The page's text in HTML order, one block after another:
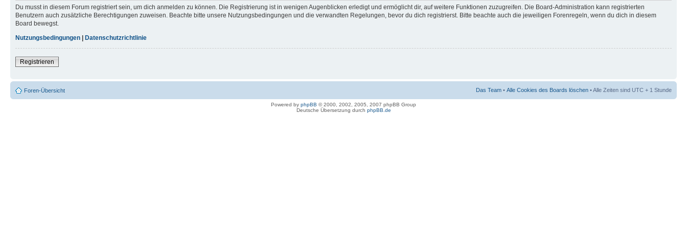
Du musst in diesem Forum registriert sein, um dich anmelden zu können. Die Registrierung ist in wenigen Augenblicken erledigt und ermöglicht dir, auf weitere Funktionen zuzugreifen. Die Board-Administration kann registrierten
Benutzern auch zusätzliche Berechtigungen zuweisen. Beachte bitte unsere Nutzungsbedingungen und die verwandten Regelungen, bevor du dich registrierst. Bitte beachte auch die jeweiligen Forenregeln, wenn du dich in diesem
Board bewegst.
Nutzungsbedingungen | Datenschutzrichtlinie
Registrieren
Foren-Übersicht Das Team • Alle Cookies des Boards löschen • Alle Zeiten sind UTC + 1 Stunde
Powered by phpBB © 2000, 2002, 2005, 2007 phpBB Group
Deutsche Übersetzung durch phpBB.de